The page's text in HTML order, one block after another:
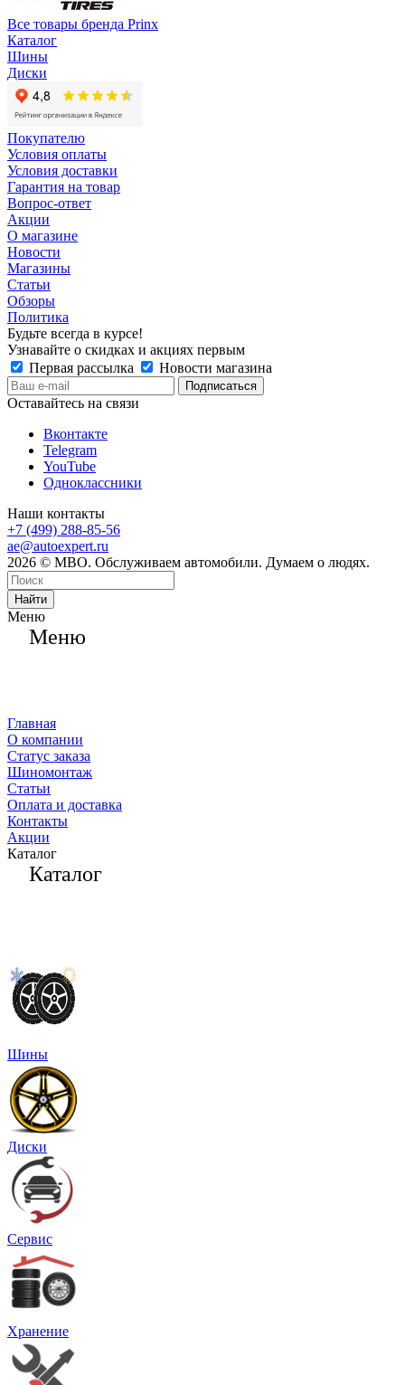
Все товары бренда Prinx
Каталог
Шины
Диски
Покупателю
Условия оплаты
Условия доставки
Гарантия на товар
Вопрос-ответ
Акции
О магазине
Новости
Магазины
Статьи
Обзоры
Политика
Будьте всегда в курсе!
Узнавайте о скидках и акциях первым
Первая рассылка
Новости магазина
Оставайтесь на связи
Вконтакте
Telegram
YouTube
Одноклассники
Наши контакты
+7 (499) 288-85-56
ae@autoexpert.ru
2026 © МВО. Обслуживаем автомобили. Думаем о людях.
Найти
Меню
Меню
Главная
О компании
Статус заказа
Шиномонтаж
Статьи
Оплата и доставка
Контакты
Акции
Каталог
Каталог
Шины
Диски
Сервис
Хранение